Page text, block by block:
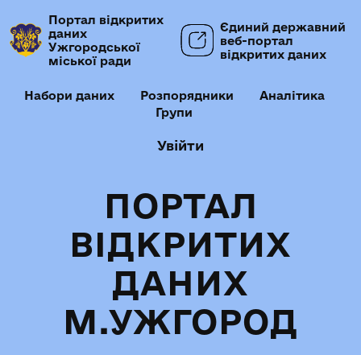
Портал відкритих
даних
Ужгородської
міської ради
Єдиний державний
веб-портал
відкритих даних
Набори даних Розпорядники
Аналітика
Групи
Увійти
ПОРТАЛ
ВІДКРИТИХ
ДАНИХ
М.УЖГОРОД